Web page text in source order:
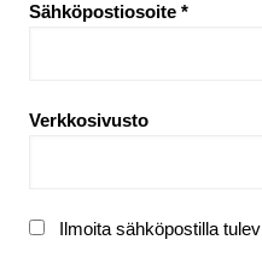
Sähköpostiosoite *
Verkkosivusto
Ilmoita sähköpostilla